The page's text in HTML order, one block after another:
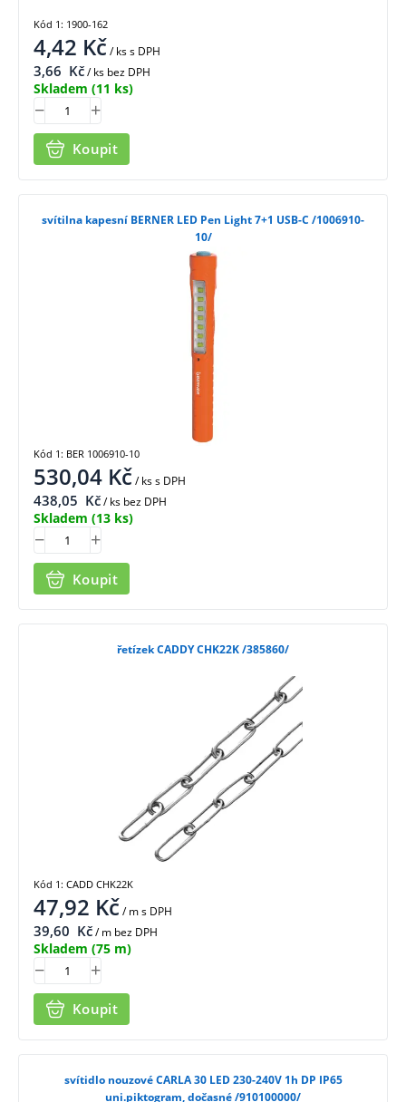
4,42 Kč/ kss DPH
3,66 Kč/ ks bez DPH
Skladem (11 ks)
Koupit
Kód 1: 1900-162
svítilna kapesní BERNER LED Pen Light 7+1 USB-C /1006910-
10/
530,04 Kč/ kss DPH
438,05 Kč/ ks bez DPH
Skladem (13 ks)
Koupit
Kód 1: BER 1006910-10
řetízek CADDY CHK22K /385860/
47,92 Kč/ ms DPH
39,60 Kč/ m bez DPH
Skladem (75 m)
Koupit
Kód 1: CADD CHK22K
svítidlo nouzové CARLA 30 LED 230-240V 1h DP IP65
uni.piktogram, dočasné /910100000/